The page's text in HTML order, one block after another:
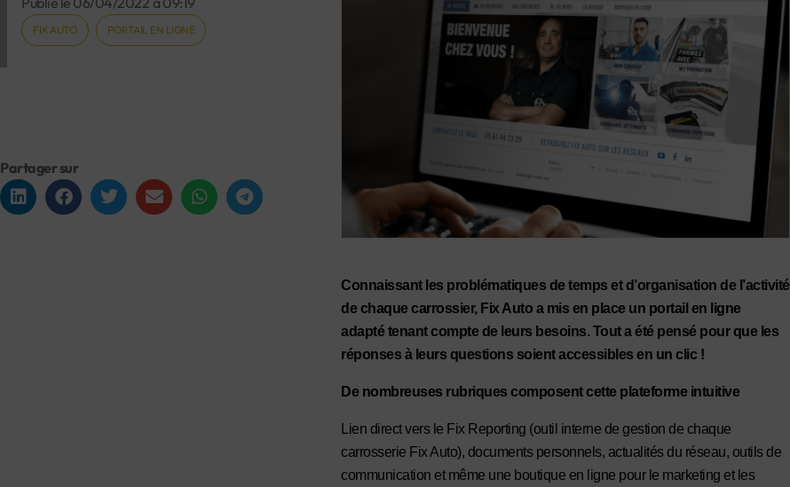
FIX AUTO PORTAIL EN LIGNE
Partager sur
Connaissant les problématiques de temps et d’organisation de l’activité
de chaque carrossier, Fix Auto a mis en place un portail en ligne
adapté tenant compte de leurs besoins. Tout a été pensé pour que les
réponses à leurs questions soient accessibles en un clic !
De nombreuses rubriques composent cette plateforme intuitive
Lien direct vers le Fix Reporting (outil interne de gestion de chaque
carrosserie Fix Auto), documents personnels, actualités du réseau, outils de
communication et même une boutique en ligne pour le marketing et les